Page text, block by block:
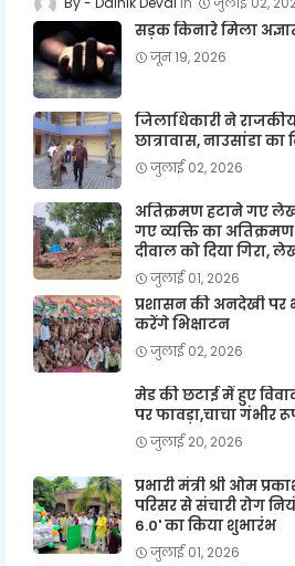
सड़क किनारे मिला
जून 19, 2026
जिलाधिकारी ने
छात्रावास, नाउसांडा
जुलाई 02, 2026
अतिक्रमण हटाने गए
गए व्यक्ति का
दीवाल को दिया गिरा,
जुलाई 01, 2026
प्रशासन की अनदेखी
करेंगे भिक्षाटन
जुलाई 02, 2026
मेड की छटाई में हुए
पर फावड़ा,चाचा गंभीर
जुलाई 20, 2026
प्रभारी मंत्री श्री ओम
परिसर से संचारी रोग
6.0' का किया शुभारंभ
जुलाई 01, 2026